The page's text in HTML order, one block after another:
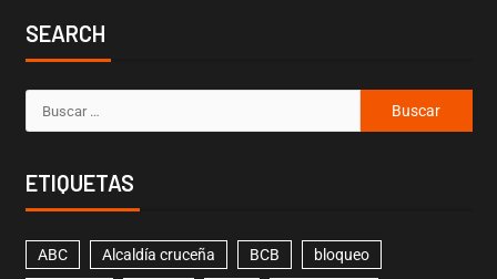
SEARCH
ETIQUETAS
ABC Alcaldía cruceña BCB bloqueo